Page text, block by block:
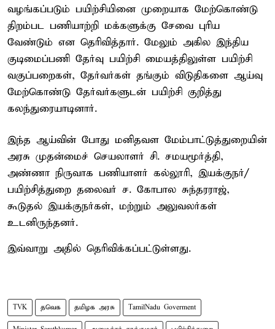
வழங்கப்படும் பயிற்சியினை முறையாக மேற்கொண்டு
திறம்பட பணியாற்றி மக்களுக்கு சேவை புரிய
வேண்டும் என தெரிவித்தார். மேலும் அகில இந்திய
குடிமைப்பணி தேர்வு பயிற்சி மையத்திலுள்ள பயிற்சி
வகுப்பறைகள், தேர்வர்கள் தங்கும் விடுதிகளை ஆய்வு
மேற்கொண்டு தேர்வர்களுடன் பயிற்சி குறித்து
கலந்துரையாடினார்.
இந்த ஆய்வின் போது மனிதவள மேம்பாட்டுத்துறையின்
அரசு முதன்மைச் செயலாளர் சி. சமயமூர்த்தி,
அண்ணா நிருவாக பணியாளர் கல்லூரி, இயக்குநர்/
பயிற்சித்துறை தலைவர் ச. கோபால சுந்தரராஜ்,
கூடுதல் இயக்குநர்கள், மற்றும் அலுவலர்கள்
உடனிருந்தனர்.
இவ்வாறு அதில் தெரிவிக்கப்பட்டுள்ளது.
TVK தவெக தமிழக அரசு TamilNadu Goverment